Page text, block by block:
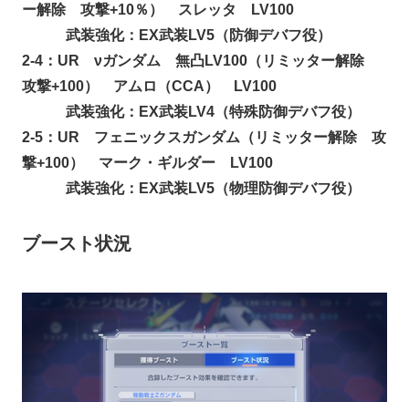
ー解除 攻撃+10％） スレッタ LV100
武装強化：EX武装LV5（防御デバフ役）
2-4：UR νガンダム 無凸LV100（リミッター解除
攻撃+100） アムロ（CCA） LV100
武装強化：EX武装LV4（特殊防御デバフ役）
2-5：UR フェニックスガンダム（リミッター解除 攻
撃+100） マーク・ギルダー LV100
武装強化：EX武装LV5（物理防御デバフ役）
ブースト状況